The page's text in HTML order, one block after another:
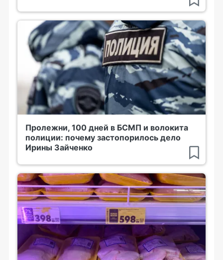
Пролежни, 100 дней в БСМП и волокита
полиции: почему застопорилось дело
Ирины Зайченко